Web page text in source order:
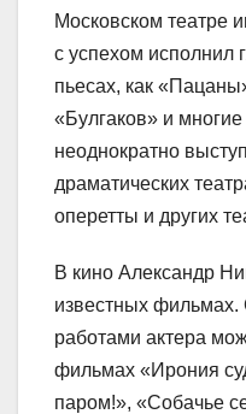
Московском театре
с успехом исполнил
пьесах, как
«Булгаков» и
неоднократно
драматических
оперетты и других
В кино Александр
известных
работами актера
фильмах «Ирония
паром!», «Собачье